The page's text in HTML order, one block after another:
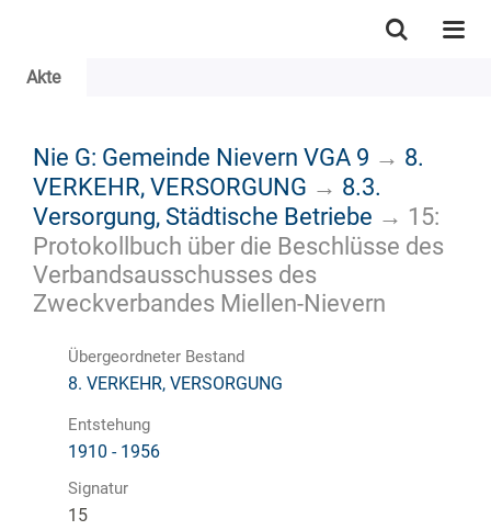
Akte
Nie G: Gemeinde Nievern VGA 9 → 8.
VERKEHR, VERSORGUNG → 8.3.
Versorgung, Städtische Betriebe → 15:
Protokollbuch über die Beschlüsse des
Verbandsausschusses des
Zweckverbandes Miellen-Nievern
Übergeordneter Bestand
8. VERKEHR, VERSORGUNG
Entstehung
1910 - 1956
Signatur
15